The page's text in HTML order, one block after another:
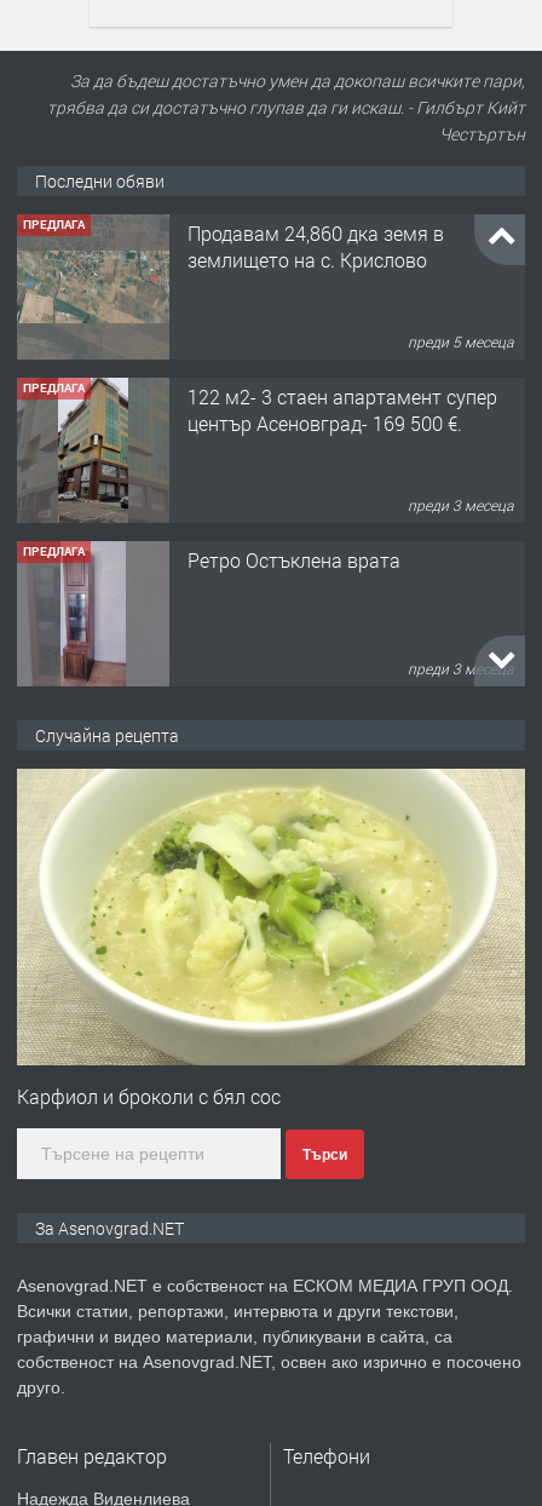
За да бъдеш достатъчно умен да докопаш всичките пари,
трябва да си достатъчно глупав да ги искаш. - Гилбърт Кийт
Честъртън
Последни обяви
ПРЕДЛАГА
Продавам 24,860 дка земя в
землището на с. Крислово
преди 5 месеца
ПРЕДЛАГА
122 м2- 3 стаен апартамент супер
център Асеновград- 169 500 €.
преди 3 месеца
ПРЕДЛАГА Ретро Остъклена врата
преди 3 месеца
преди 10 месеца
ПРЕДЛАГА
Професионална броячна машина -
със сертификат от ЕЦБ
преди 1 година
ПРЕДЛАГА
Професионална зеленчукорезачка
преди 2 години
ПРЕДЛАГА
Давам индивидуалани уроци по
Случайна рецепта
Карфиол и броколи с бял сос
Търси
За Asenovgrad.NET
Asenovgrad.NET е собственост на ЕСКОМ МЕДИА ГРУП ООД.
Всички статии, репортажи, интервюта и други текстови,
графични и видео материали, публикувани в сайта, са
собственост на Asenovgrad.NET, освен ако изрично е посочено
друго.
Главен редактор
Надежда Виденлиева
Телефони